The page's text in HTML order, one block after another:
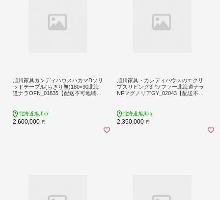
旭川家具カンディハウスハカマDソリ
ッドテーブル(ちぎり無)180×90北海
道ナラOFN_01835【配送不可地域：
北海道旭川市
2,600,000 円
旭川家具・カンディハウスのエクリ
プスリビング3Pソファー北海道ナラ
NFマグノリアGY_02043【配送不可
北海道旭川市
2,350,000 円